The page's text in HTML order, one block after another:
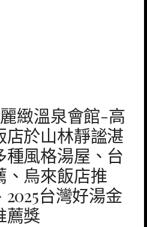
緻溫泉會館-高
店於山林靜謐湛
風格湯屋、台
、烏來飯店推
台灣好湯金
薦獎